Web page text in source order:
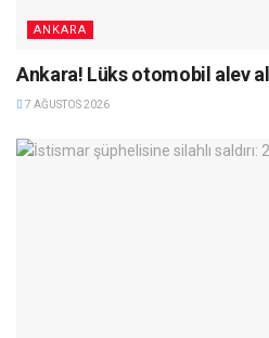
ANKARA
Ankara! Lüks otomobil alev
7 AĞUSTOS 2026